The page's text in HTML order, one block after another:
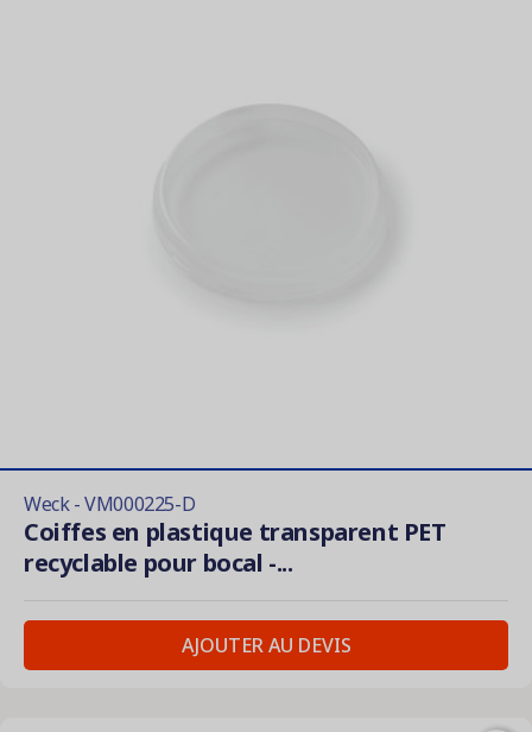
Weck - VM000225-D
Coiffes en plastique transparent PET
recyclable pour bocal -...
AJOUTER AU DEVIS